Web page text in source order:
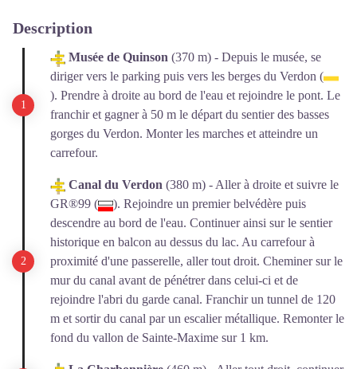
Description
Musée de Quinson (370 m) - Depuis le musée, se
diriger vers le parking puis vers les berges du Verdon (
). Prendre à droite au bord de l'eau et rejoindre le pont. Le
franchir et gagner à 50 m le départ du sentier des basses
gorges du Verdon. Monter les marches et atteindre un
carrefour.
Canal du Verdon (380 m) - Aller à droite et suivre le
GR®99 (
). Rejoindre un premier belvédère puis
descendre au bord de l'eau. Continuer ainsi sur le sentier
historique en balcon au dessus du lac. Au carrefour à
proximité d'une passerelle, aller tout droit. Cheminer sur le
mur du canal avant de pénétrer dans celui-ci et de
rejoindre l'abri du garde canal. Franchir un tunnel de 120
m et sortir du canal par un escalier métallique. Remonter le
fond du vallon de Sainte-Maxime sur 1 km.